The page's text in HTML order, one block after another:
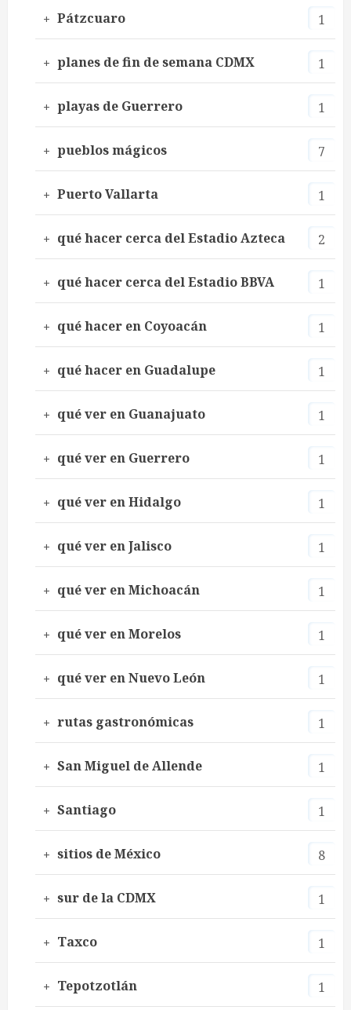
Pátzcuaro 1
planes de fin de semana CDMX 1
playas de Guerrero 1
pueblos mágicos 7
Puerto Vallarta 1
qué hacer cerca del Estadio Azteca 2
qué hacer cerca del Estadio BBVA 1
qué hacer en Coyoacán 1
qué hacer en Guadalupe 1
qué ver en Guanajuato 1
qué ver en Guerrero 1
qué ver en Hidalgo 1
qué ver en Jalisco 1
qué ver en Michoacán 1
qué ver en Morelos 1
qué ver en Nuevo León 1
rutas gastronómicas 1
San Miguel de Allende 1
Santiago 1
sitios de México 8
sur de la CDMX 1
Taxco 1
Tepotzotlán 1